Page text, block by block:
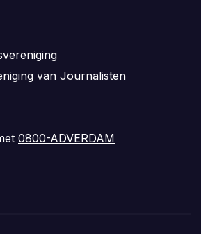
van Journalisten
0800-ADVERDAM